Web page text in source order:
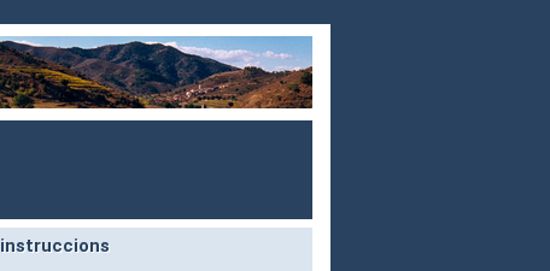
instruccions